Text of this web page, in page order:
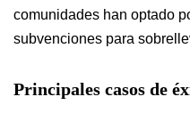
comunidades han optado
subvenciones para
Principales casos de